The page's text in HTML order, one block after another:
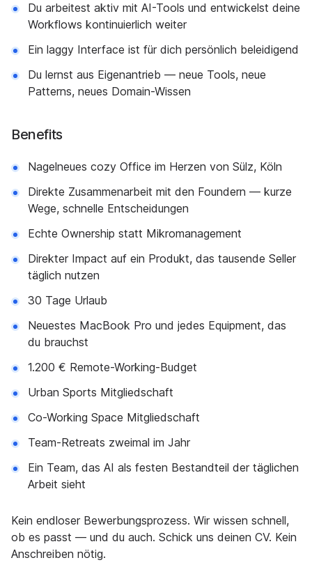
Du arbeitest aktiv mit AI-Tools und entwickelst deine
Workflows kontinuierlich weiter
Ein laggy Interface ist für dich persönlich beleidigend
Du lernst aus Eigenantrieb — neue Tools, neue
Patterns, neues Domain-Wissen
Benefits
Nagelneues cozy Office im Herzen von Sülz, Köln
Direkte Zusammenarbeit mit den Foundern — kurze
Wege, schnelle Entscheidungen
Echte Ownership statt Mikromanagement
Direkter Impact auf ein Produkt, das tausende Seller
täglich nutzen
30 Tage Urlaub
Neuestes MacBook Pro und jedes Equipment, das
du brauchst
1.200 € Remote-Working-Budget
Urban Sports Mitgliedschaft
Co-Working Space Mitgliedschaft
Team-Retreats zweimal im Jahr
Ein Team, das AI als festen Bestandteil der täglichen
Arbeit sieht
Kein endloser Bewerbungsprozess. Wir wissen schnell,
ob es passt — und du auch. Schick uns deinen CV. Kein
Anschreiben nötig.